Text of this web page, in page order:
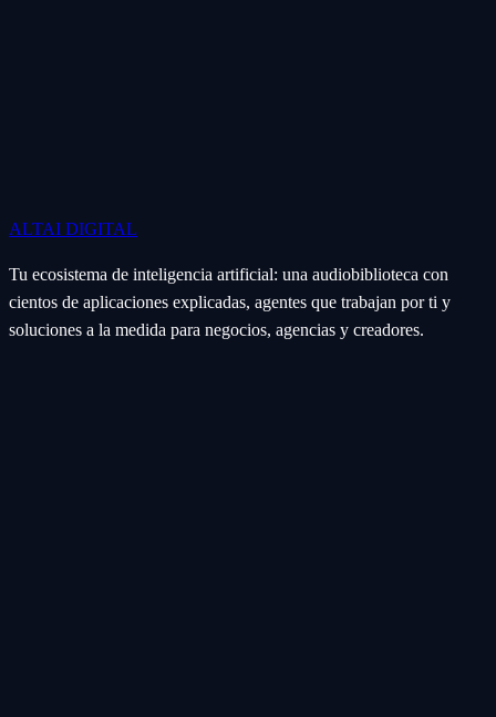
ALTAI DIGITAL
Tu ecosistema de inteligencia artificial: una audiobiblioteca con
cientos de aplicaciones explicadas, agentes que trabajan por ti y
soluciones a la medida para negocios, agencias y creadores.